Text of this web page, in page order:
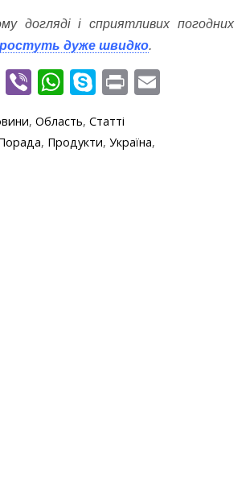
догляді і сприятливих погодних
ростуть дуже швидко.
T
e
gr
Vi
er
W
at
s
S
y
p
Pr
t
, Область, Статті
, Продукти, Україна,